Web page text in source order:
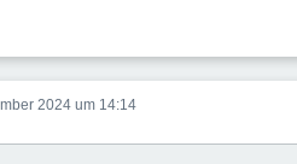
2024 um 14:14